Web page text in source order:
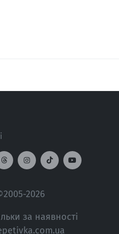
2026
за наявності